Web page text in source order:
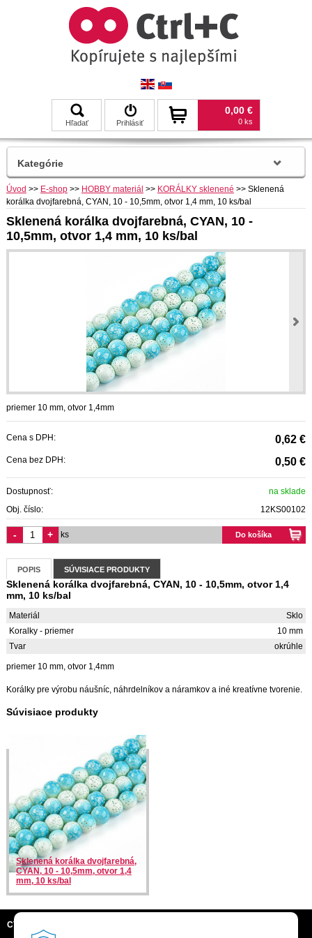
Hľadať Prihlásiť
0,00 €
0 ks
Úvod >> E-shop >> HOBBY materiál >> KORÁLKY sklenené >> Sklenená
korálka dvojfarebná, CYAN, 10 - 10,5mm, otvor 1,4 mm, 10 ks/bal
Sklenená korálka dvojfarebná, CYAN, 10 -
10,5mm, otvor 1,4 mm, 10 ks/bal
priemer 10 mm, otvor 1,4mm
Cena s DPH: 0,62 €
Cena bez DPH: 0,50 €
Dostupnosť:
na sklade
Obj. číslo:
12KS00102
Do košíka
- + ks
POPIS SÚVISIACE PRODUKTY
Sklenená korálka dvojfarebná, CYAN, 10 - 10,5mm, otvor 1,4
mm, 10 ks/bal
Materiál
Sklo
Koralky - priemer
10 mm
Tvar
okrúhle
priemer 10 mm, otvor 1,4mm
Korálky pre výrobu náušníc, náhrdelníkov a náramkov a iné kreatívne tvorenie.
Súvisiace produkty
Sklenená korálka dvojfarebná,
CYAN, 10 - 10,5mm, otvor 1,4
mm, 10 ks/bal
Kategórie
CTRL + C, S.R.O.